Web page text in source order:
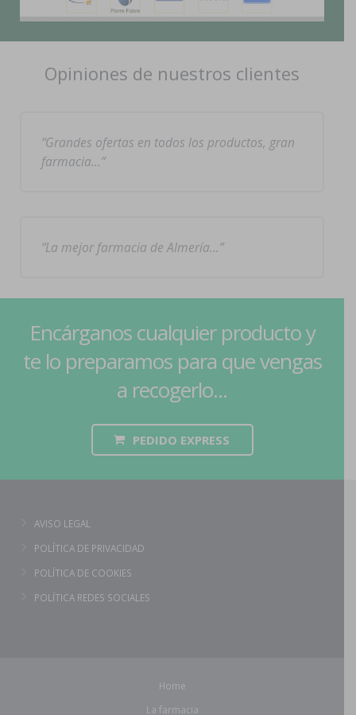
Opiniones de nuestros clientes
Grandes ofertas en todos los productos, gran
farmacia…
La mejor farmacia de Almería…
Encárganos cualquier producto y
te lo preparamos para que vengas
a recogerlo...
PEDIDO EXPRESS
AVISO LEGAL
POLÍTICA DE PRIVACIDAD
POLÍTICA DE COOKIES
POLÍTICA REDES SOCIALES
Home
La farmacia